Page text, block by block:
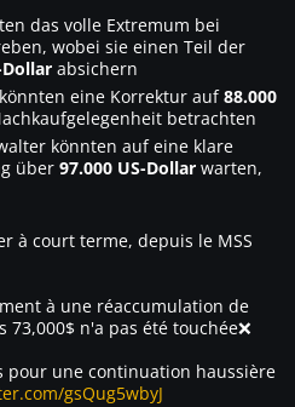
das volle Extremum bei
wobei sie einen Teil der
Dollar absichern
eine Korrektur auf88.000
betrachten
könnten auf eine klare
über 97.000 US-Dollar warten,
à court terme, depuis le MSS
à une réaccumulation de
n'a pas été touchée❌
pour une continuation haussière
gsQug5wbyJ